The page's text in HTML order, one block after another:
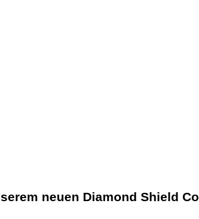
neuen Diamond Shield